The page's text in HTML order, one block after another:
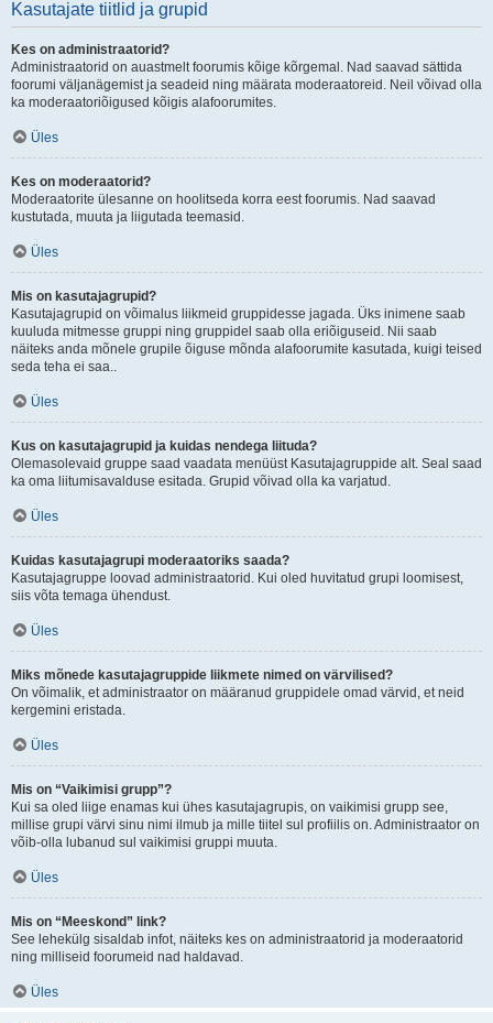
Kasutajate tiitlid ja grupid
Kes on administraatorid?
Administraatorid on auastmelt foorumis kõige kõrgemal. Nad saavad sättida
foorumi väljanägemist ja seadeid ning määrata moderaatoreid. Neil võivad olla
ka moderaatoriõigused kõigis alafoorumites.
Üles
Kes on moderaatorid?
Moderaatorite ülesanne on hoolitseda korra eest foorumis. Nad saavad
kustutada, muuta ja liigutada teemasid.
Üles
Mis on kasutajagrupid?
Kasutajagrupid on võimalus liikmeid gruppidesse jagada. Üks inimene saab
kuuluda mitmesse gruppi ning gruppidel saab olla eriõiguseid. Nii saab
näiteks anda mõnele grupile õiguse mõnda alafoorumite kasutada, kuigi teised
seda teha ei saa..
Üles
Kus on kasutajagrupid ja kuidas nendega liituda?
Olemasolevaid gruppe saad vaadata menüüst Kasutajagruppide alt. Seal saad
ka oma liitumisavalduse esitada. Grupid võivad olla ka varjatud.
Üles
Kuidas kasutajagrupi moderaatoriks saada?
Kasutajagruppe loovad administraatorid. Kui oled huvitatud grupi loomisest,
siis võta temaga ühendust.
Üles
Miks mõnede kasutajagruppide liikmete nimed on värvilised?
On võimalik, et administraator on määranud gruppidele omad värvid, et neid
kergemini eristada.
Üles
Mis on “Vaikimisi grupp”?
Kui sa oled liige enamas kui ühes kasutajagrupis, on vaikimisi grupp see,
millise grupi värvi sinu nimi ilmub ja mille tiitel sul profiilis on. Administraator on
võib-olla lubanud sul vaikimisi gruppi muuta.
Üles
Mis on “Meeskond” link?
See lehekülg sisaldab infot, näiteks kes on administraatorid ja moderaatorid
ning milliseid foorumeid nad haldavad.
Üles